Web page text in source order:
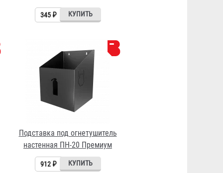
345 ₽
Подставка под огнетушитель
настенная ПН-20 Премиум
912 ₽